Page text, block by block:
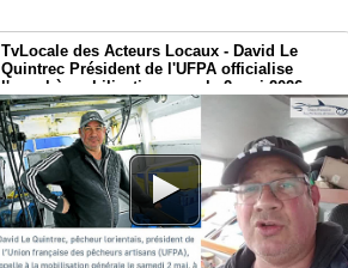
TvLocale des Acteurs Locaux - David Le
Quintrec Président de l'UFPA officialise
l'appel à mobilisation pour le 2 mai 2026 au
Trocadéro Paris